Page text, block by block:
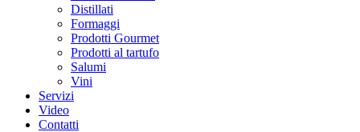
Distillati
Formaggi
Prodotti Gourmet
Prodotti al tartufo
Salumi
Vini
Servizi
Video
Contatti